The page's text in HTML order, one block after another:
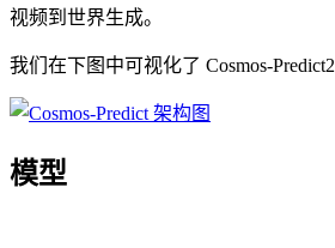
视频到世界生成。
我们在下图中可视化了 Cosmos-Predict2
模型